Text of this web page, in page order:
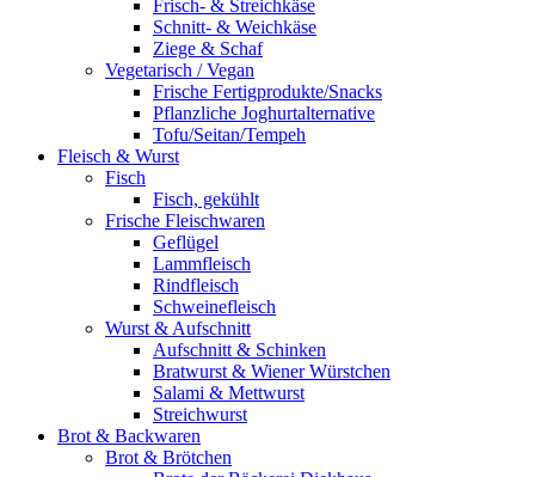
Frisch- & Streichkäse
Schnitt- & Weichkäse
Ziege & Schaf
Vegetarisch / Vegan
Frische Fertigprodukte/Snacks
Pflanzliche Joghurtalternative
Tofu/Seitan/Tempeh
Fleisch & Wurst
Fisch
Fisch, gekühlt
Frische Fleischwaren
Geflügel
Lammfleisch
Rindfleisch
Schweinefleisch
Wurst & Aufschnitt
Aufschnitt & Schinken
Bratwurst & Wiener Würstchen
Salami & Mettwurst
Streichwurst
Brot & Backwaren
Brot & Brötchen